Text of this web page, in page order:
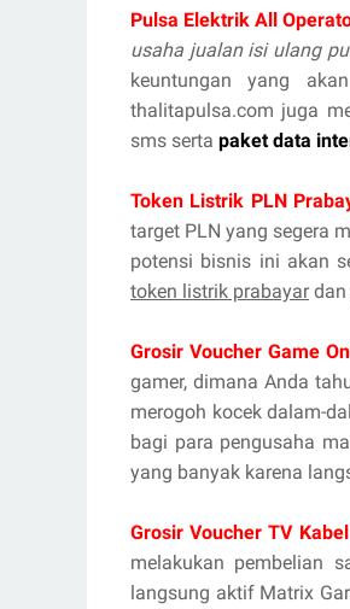
Pulsa Elektrik All
usaha jualan isi ulang
keuntungan yang
thalitapulsa.com juga
sms serta paket data
Token Listrik PLN
target PLN yang segera
potensi bisnis ini akan
token listrik prabayardan
Grosir Voucher Game
gamer, dimana Anda
merogoh kocek dalam-
bagi para pengusaha
yang banyak karena
Grosir Voucher TV
melakukan pembelian
langsung aktif Matrix